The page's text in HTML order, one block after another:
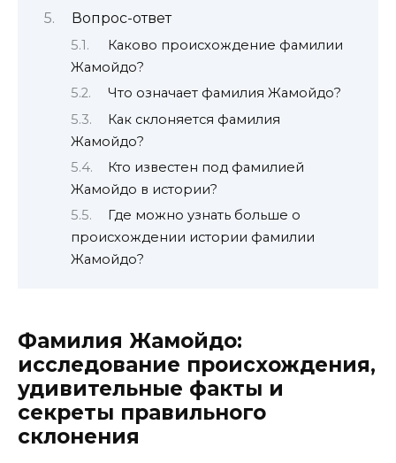
Вопрос-ответ
Каково происхождение фамилии
Жамойдо?
Что означает фамилия Жамойдо?
Как склоняется фамилия
Жамойдо?
Кто известен под фамилией
Жамойдо в истории?
Где можно узнать больше о
происхождении истории фамилии
Жамойдо?
Фамилия Жамойдо:
исследование происхождения,
удивительные факты и
секреты правильного
склонения